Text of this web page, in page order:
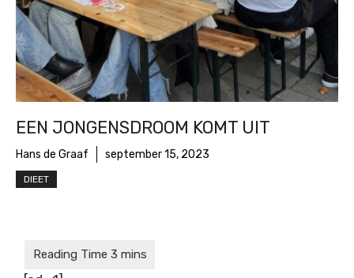
EEN JONGENSDROOM KOMT UIT
Hans de Graaf september 15, 2023
DIEET